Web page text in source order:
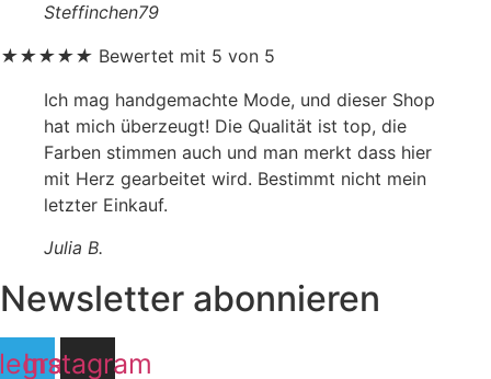
Steffinchen79
★★★★★ Bewertet mit 5 von 5
Ich mag handgemachte Mode, und dieser Shop
hat mich überzeugt! Die Qualität ist top, die
Farben stimmen auch und man merkt dass hier
mit Herz gearbeitet wird. Bestimmt nicht mein
letzter Einkauf.
Julia B.
Newsletter abonnieren
Instagram